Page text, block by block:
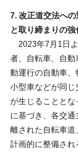
7. 改正道交法へ
と取り締まりの強
2023年7月1日
者、自転車、自動
動運行の自動車
小型車などが同
が生じることと
に基づき、各交
離された自転車
計画的に整備され